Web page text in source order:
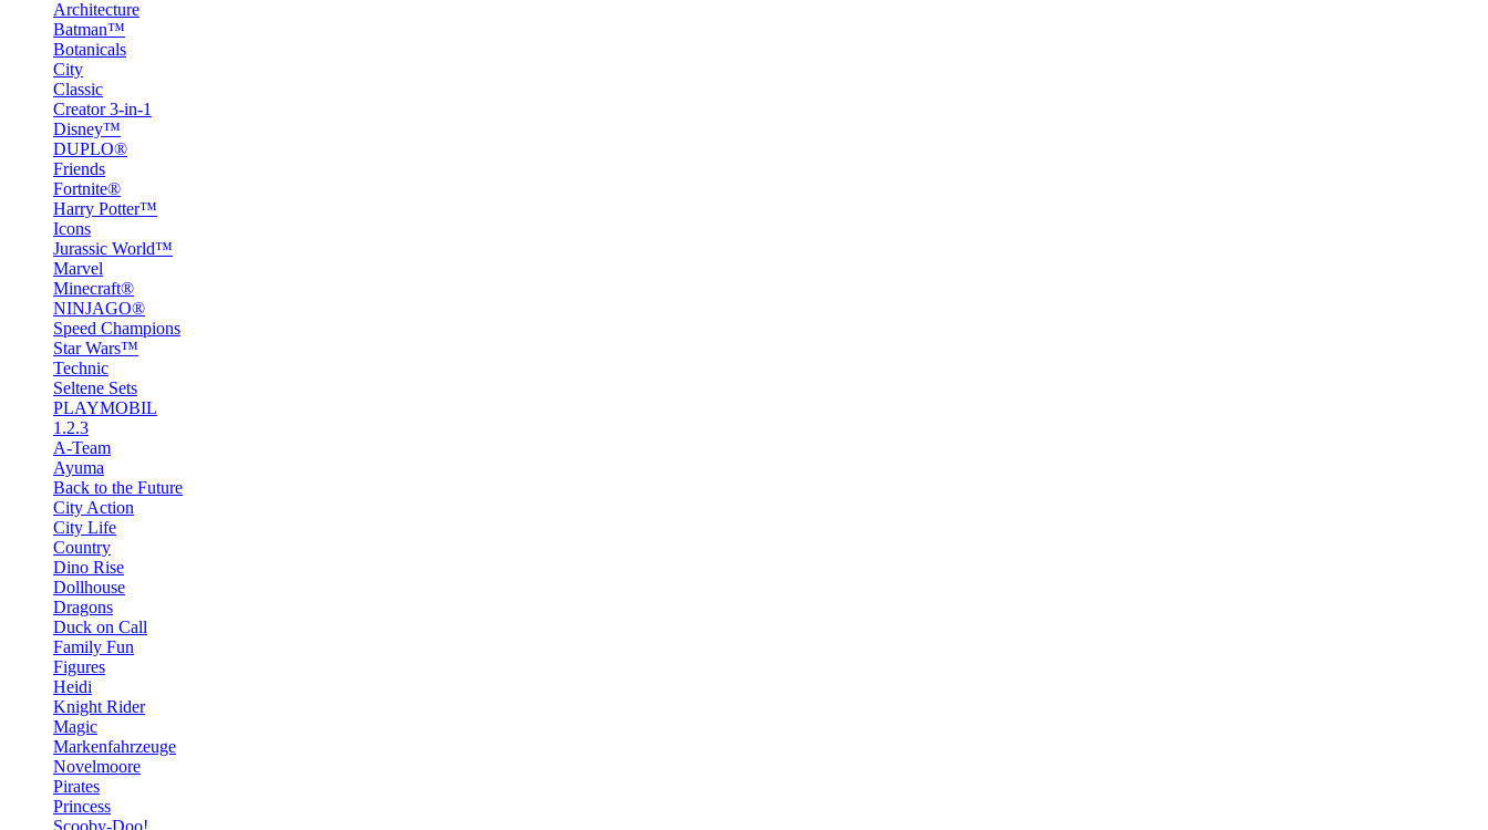
Architecture
Batman™
Botanicals
City
Classic
Creator 3-in-1
Disney™
DUPLO®
Friends
Fortnite®
Harry Potter™
Icons
Jurassic World™
Marvel
Minecraft®
NINJAGO®
Speed Champions
Star Wars™
Technic
Seltene Sets
PLAYMOBIL
1.2.3
A-Team
Ayuma
Back to the Future
City Action
City Life
Country
Dino Rise
Dollhouse
Dragons
Duck on Call
Family Fun
Figures
Heidi
Knight Rider
Magic
Markenfahrzeuge
Novelmoore
Pirates
Princess
Scooby-Doo!